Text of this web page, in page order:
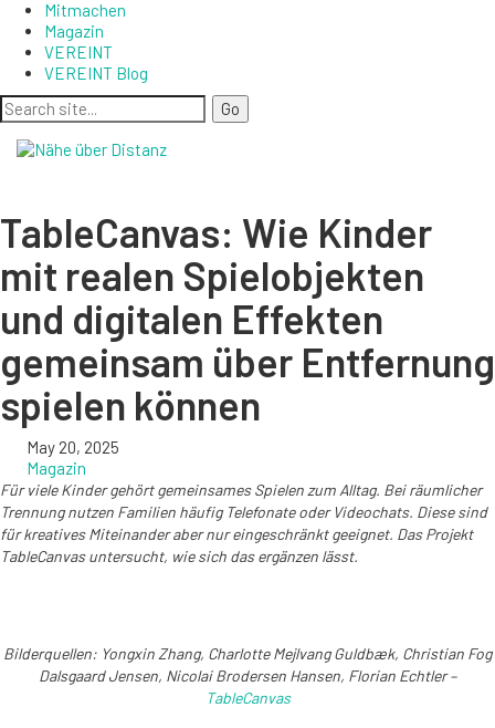
Mitmachen
Magazin
VEREINT
VEREINT Blog
TableCanvas: Wie Kinder
mit realen Spielobjekten
und digitalen Effekten
gemeinsam über Entfernung
spielen können
May 20, 2025
Magazin
Für viele Kinder gehört gemeinsames Spielen zum Alltag. Bei räumlicher
Trennung nutzen Familien häufig Telefonate oder Videochats. Diese sind
für kreatives Miteinander aber nur eingeschränkt geeignet. Das Projekt
TableCanvas untersucht, wie sich das ergänzen lässt.
Bilderquellen: Yongxin Zhang, Charlotte Mejlvang Guldbæk, Christian Fog
Dalsgaard Jensen, Nicolai Brodersen Hansen, Florian Echtler –
TableCanvas